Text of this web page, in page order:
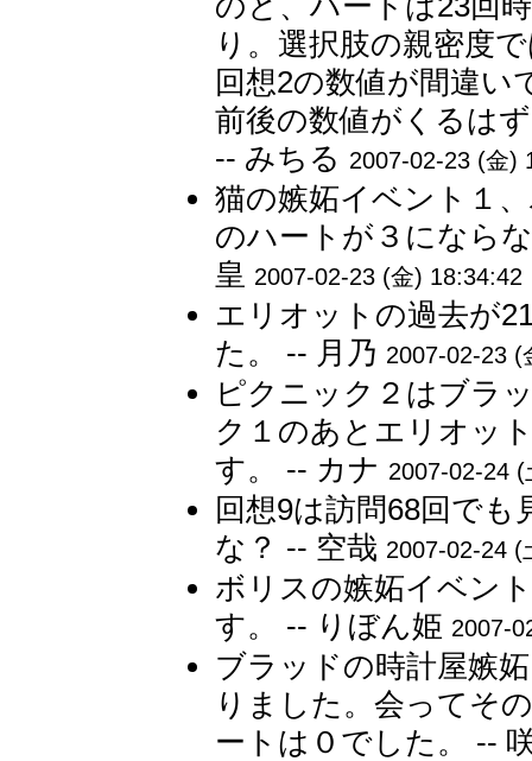
り。選択肢の親密度
回想2の数値が間違い
前後の数値がくるは
-- みちる 2007-02-23 (金)
猫の嫉妬イベント１
のハートが３になら
皇 2007-02-23 (金) 18:34:42
エリオットの過去が
た。 -- 月乃 2007-02-23 (
ピクニック２はブラ
ク１のあとエリオッ
す。 -- カナ 2007-02-24
回想9は訪問68回で
な？ -- 空哉 2007-02-24 (
ボリスの嫉妬イベン
す。 -- りぼん姫 2007-
ブラッドの時計屋嫉
りました。会ってそ
ートは０でした。 --